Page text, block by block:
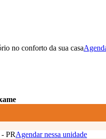
no conforto da sua casa
PRAgendar nessa unidade